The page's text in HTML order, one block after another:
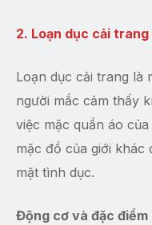
2. Loạn dục cải
Loạn dục cải trang là
người mắc cảm thấy
việc mặc quần áo
mặc đồ của giới
mặt tình dục.
Động cơ và đặc